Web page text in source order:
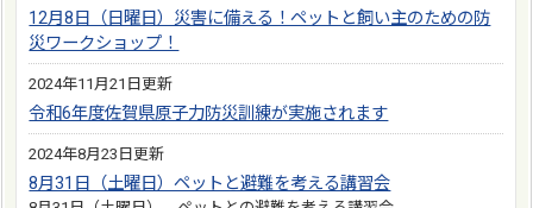
12月8日（日曜日）災害に備える！ペットと飼い主のための防
災ワークショップ！
2024年11月21日更新
令和6年度佐賀県原子力防災訓練が実施されます
2024年8月23日更新
8月31日（土曜日）ペットと避難を考える講習会